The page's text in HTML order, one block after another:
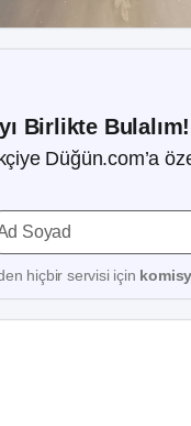
Birlikte Bulalım!
Düğün.com’a
Soyad
hiçbir servisi için